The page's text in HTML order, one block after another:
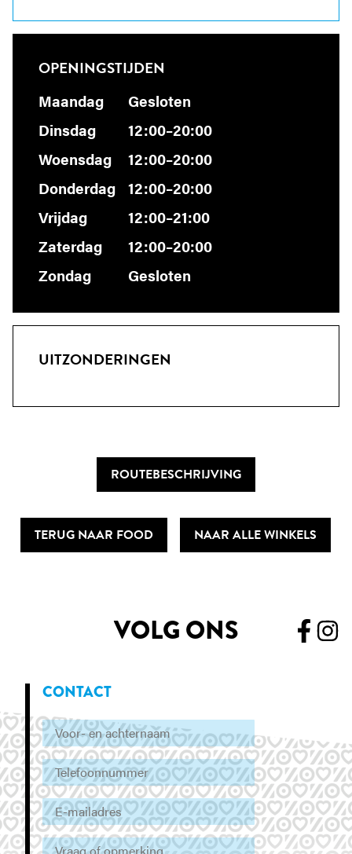
OPENINGSTIJDEN
Maandag
Gesloten
Dinsdag
12:00–20:00
Woensdag
12:00–20:00
Donderdag 12:00–20:00
Vrijdag
12:00–21:00
Zaterdag
12:00–20:00
Zondag
Gesloten
UITZONDERINGEN
ROUTEBESCHRIJVING
TERUG NAAR FOOD NAAR ALLE WINKELS
VOLG ONS
CONTACT